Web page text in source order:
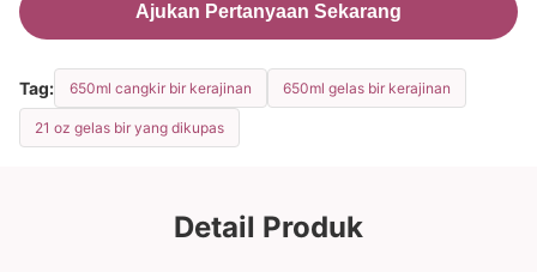
Ajukan Pertanyaan Sekarang
Tag: 650ml cangkir bir kerajinan 650ml gelas bir kerajinan
21 oz gelas bir yang dikupas
Detail Produk